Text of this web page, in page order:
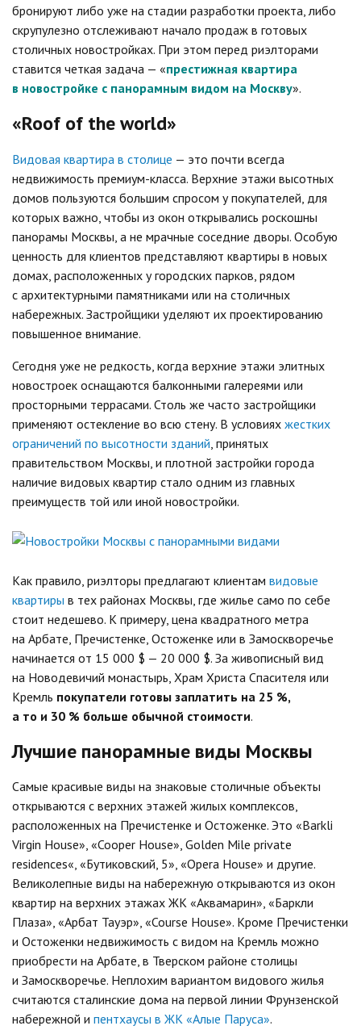
бронируют либо уже на стадии разработки проекта, либо
скрупулезно отслеживают начало продаж в готовых
столичных новостройках. При этом перед риэлторами
ставится четкая задача — «престижная квартира
в новостройке с панорамным видом на Москву».
«Roof of the world»
Видовая квартира в столице — это почти всегда
недвижимость премиум-класса. Верхние этажи высотных
домов пользуются большим спросом у покупателей, для
которых важно, чтобы из окон открывались роскошны
панорамы Москвы, а не мрачные соседние дворы. Особую
ценность для клиентов представляют квартиры в новых
домах, расположенных у городских парков, рядом
с архитектурными памятниками или на столичных
набережных. Застройщики уделяют их проектированию
повышенное внимание.
Сегодня уже не редкость, когда верхние этажи элитных
новостроек оснащаются балконными галереями или
просторными террасами. Столь же часто застройщики
применяют остекление во всю стену. В условиях жестких
ограничений по высотности зданий , принятых
правительством Москвы, и плотной застройки города
наличие видовых квартир стало одним из главных
преимуществ той или иной новостройки.
Как правило, риэлторы предлагают клиентам видовые
квартиры в тех районах Москвы, где жилье само по себе
стоит недешево. К примеру, цена квадратного метра
на Арбате, Пречистенке, Остоженке или в Замоскворечье
начинается от 15 000 $ — 20 000 $. За живописный вид
на Новодевичий монастырь, Храм Христа Спасителя или
Кремль покупатели готовы заплатить на 25 %,
а то и 30 % больше обычной стоимости.
Лучшие панорамные виды Москвы
Самые красивые виды на знаковые столичные объекты
открываются с верхних этажей жилых комплексов,
расположенных на Пречистенке и Остоженке. Это «Barkli
Virgin House», «Cooper House», Golden Mile private
residences«, «Бутиковский, 5», «Opera House» и другие.
Великолепные виды на набережную открываются из окон
квартир на верхних этажах ЖК «Аквамарин», «Баркли
Плаза», «Арбат Тауэр», «Course House». Кроме Пречистенки
и Остоженки недвижимость с видом на Кремль можно
приобрести на Арбате, в Тверском районе столицы
и Замоскворечье. Неплохим вариантом видового жилья
считаются сталинские дома на первой линии Фрунзенской
набережной и пентхаусы в ЖК «Алые Паруса».